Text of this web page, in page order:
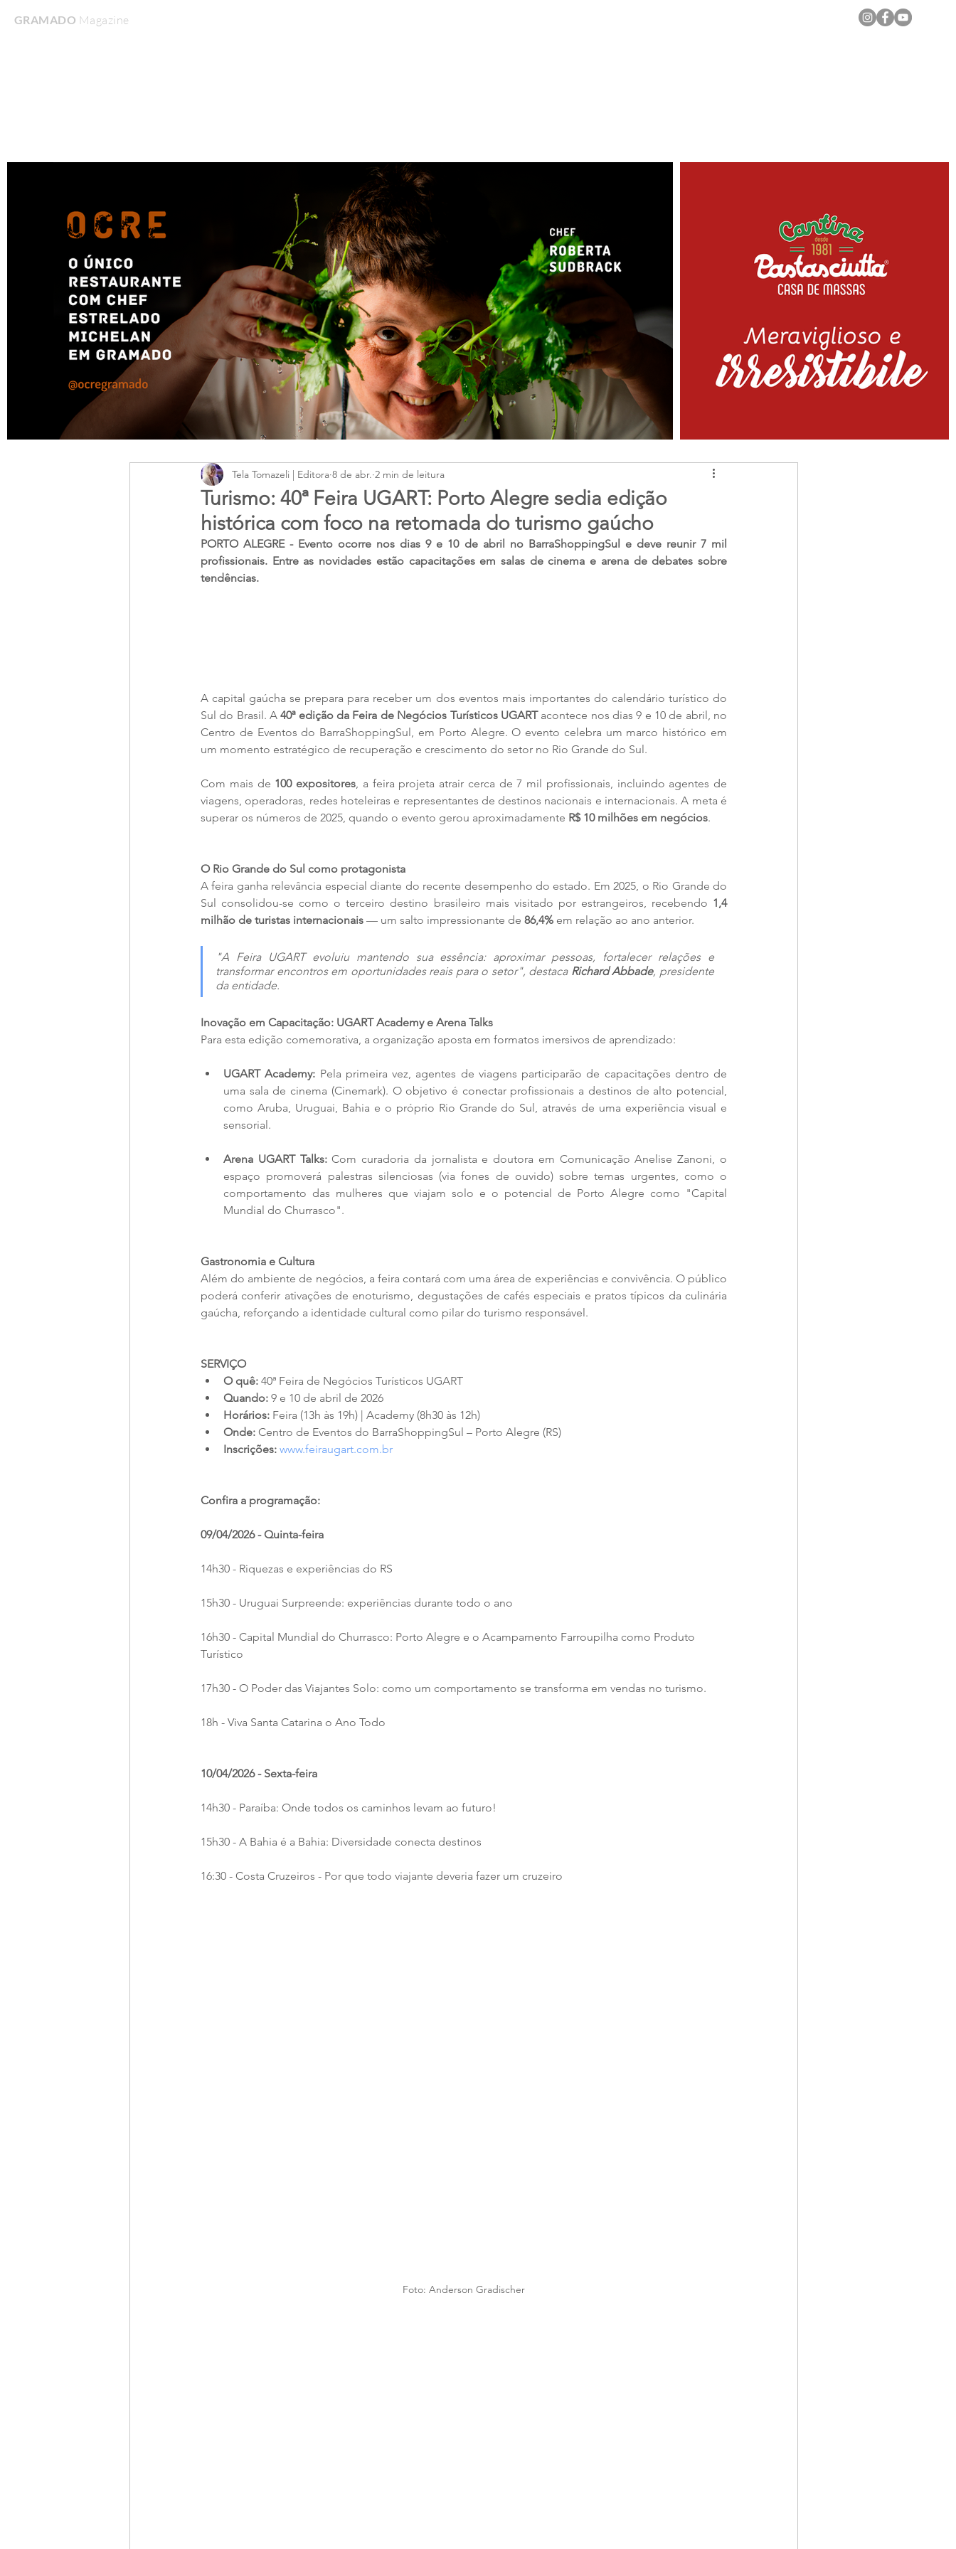
GRAMADO MagazineHome
Turismo: 40ª Feira UGART: Porto Alegre sedia edição
histórica com foco na retomada do turismo gaúcho
Tela Tomazeli | Editora 8 de abr. 2 min de leitura
PORTO ALEGRE - Evento ocorre nos dias 9 e 10 de abril no BarraShoppingSul e deve reunir 7 mil
profissionais. Entre as novidades estão capacitações em salas de cinema e arena de debates sobre
tendências.
A capital gaúcha se prepara para receber um dos eventos mais importantes do calendário turístico do
Sul do Brasil. A 40ª edição da Feira de Negócios Turísticos UGART acontece nos dias 9 e 10 de abril, no
Centro de Eventos do BarraShoppingSul, em Porto Alegre. O evento celebra um marco histórico em
um momento estratégico de recuperação e crescimento do setor no Rio Grande do Sul.
Com mais de 100 expositores, a feira projeta atrair cerca de 7 mil profissionais, incluindo agentes de
viagens, operadoras, redes hoteleiras e representantes de destinos nacionais e internacionais. A meta é
superar os números de 2025, quando o evento gerou aproximadamente R$ 10 milhões em negócios.
O Rio Grande do Sul como protagonista
A feira ganha relevância especial diante do recente desempenho do estado. Em 2025, o Rio Grande do
Sul consolidou-se como o terceiro destino brasileiro mais visitado por estrangeiros, recebendo 1,4
milhão de turistas internacionais — um salto impressionante de 86,4% em relação ao ano anterior.
"A Feira UGART evoluiu mantendo sua essência: aproximar pessoas, fortalecer relações e
transformar encontros em oportunidades reais para o setor", destaca Richard Abbade, presidente
da entidade.
Inovação em Capacitação: UGART Academy e Arena Talks
Para esta edição comemorativa, a organização aposta em formatos imersivos de aprendizado:
UGART Academy: Pela primeira vez, agentes de viagens participarão de capacitações dentro de
uma sala de cinema (Cinemark). O objetivo é conectar profissionais a destinos de alto potencial,
como Aruba, Uruguai, Bahia e o próprio Rio Grande do Sul, através de uma experiência visual e
sensorial.
Arena UGART Talks: Com curadoria da jornalista e doutora em Comunicação Anelise Zanoni, o
espaço promoverá palestras silenciosas (via fones de ouvido) sobre temas urgentes, como o
comportamento das mulheres que viajam solo e o potencial de Porto Alegre como "Capital
Mundial do Churrasco".
Gastronomia e Cultura
Além do ambiente de negócios, a feira contará com uma área de experiências e convivência. O público
poderá conferir ativações de enoturismo, degustações de cafés especiais e pratos típicos da culinária
gaúcha, reforçando a identidade cultural como pilar do turismo responsável.
SERVIÇO
O quê: 40ª Feira de Negócios Turísticos UGART
Quando: 9 e 10 de abril de 2026
Horários: Feira (13h às 19h) | Academy (8h30 às 12h)
Onde: Centro de Eventos do BarraShoppingSul – Porto Alegre (RS)
Inscrições: www.feiraugart.com.br
Confira a programação:
09/04/2026 - Quinta-feira
14h30 - Riquezas e experiências do RS
15h30 - Uruguai Surpreende: experiências durante todo o ano
16h30 - Capital Mundial do Churrasco: Porto Alegre e o Acampamento Farroupilha como Produto
Turístico
17h30 - O Poder das Viajantes Solo: como um comportamento se transforma em vendas no turismo.
18h - Viva Santa Catarina o Ano Todo
10/04/2026 - Sexta-feira
14h30 - Paraíba: Onde todos os caminhos levam ao futuro!
15h30 - A Bahia é a Bahia: Diversidade conecta destinos
16:30 - Costa Cruzeiros - Por que todo viajante deveria fazer um cruzeiro
Foto: Anderson Gradischer